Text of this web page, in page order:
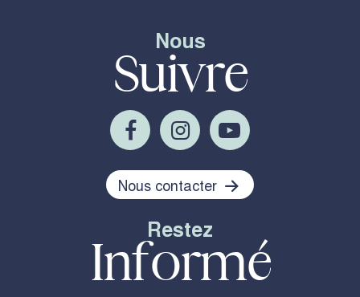
Nous
Suivre
Nous contacter
Restez
Informé